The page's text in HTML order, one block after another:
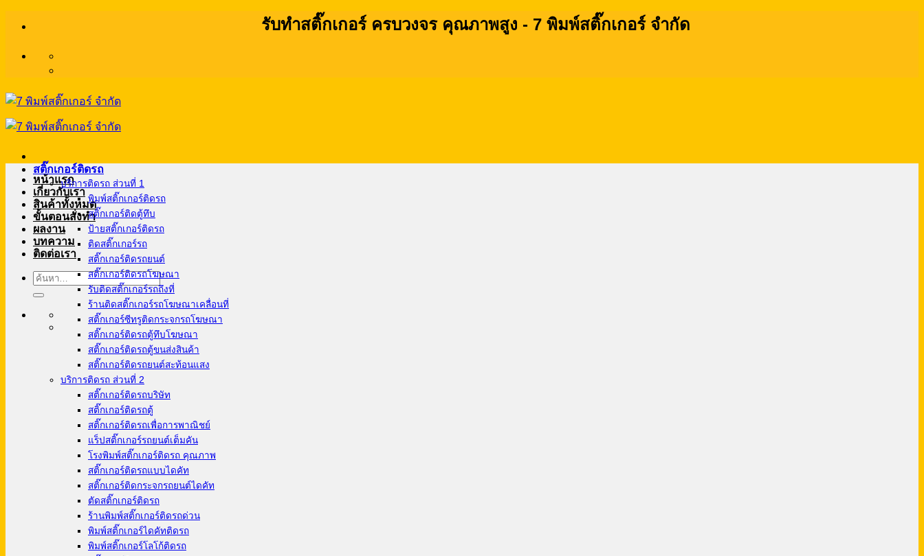
รับทำสติ๊กเกอร์ ครบวงจร คุณภาพสูง - 7 พิมพ์สติ๊กเกอร์ จำกัด
หน้าแรก
เกี่ยวกับเรา
สินค้าทั้งหมด
ขั้นตอนสั่งทำ
ผลงาน
บทความ
ติดต่อเรา
ค้นหา:
สติ๊กเกอร์ติดรถ
บริการติดรถ ส่วนที่ 1
พิมพ์สติ๊กเกอร์ติดรถ
สติ๊กเกอร์ติดตู้ทึบ
ป้ายสติ๊กเกอร์ติดรถ
ติดสติ๊กเกอร์รถ
สติ๊กเกอร์ติดรถยนต์
สติ๊กเกอร์ติดรถโฆษณา
รับติดสติ๊กเกอร์รถถึงที่
ร้านติดสติ๊กเกอร์รถโฆษณาเคลื่อนที่
สติ๊กเกอร์ซีทรูติดกระจกรถโฆษณา
สติ๊กเกอร์ติดรถตู้ทึบโฆษณา
สติ๊กเกอร์ติดรถตู้ขนส่งสินค้า
สติ๊กเกอร์ติดรถยนต์สะท้อนแสง
บริการติดรถ ส่วนที่ 2
สติ๊กเกอร์ติดรถบริษัท
สติ๊กเกอร์ติดรถตู้
สติ๊กเกอร์ติดรถเพื่อการพาณิชย์
แร็ปสติ๊กเกอร์รถยนต์เต็มคัน
โรงพิมพ์สติ๊กเกอร์ติดรถ คุณภาพ
สติ๊กเกอร์ติดรถแบบไดคัท
สติ๊กเกอร์ติดกระจกรถยนต์ไดคัท
ตัดสติ๊กเกอร์ติดรถ
ร้านพิมพ์สติ๊กเกอร์ติดรถด่วน
พิมพ์สติ๊กเกอร์ไดคัทติดรถ
พิมพ์สติ๊กเกอร์โลโก้ติดรถ